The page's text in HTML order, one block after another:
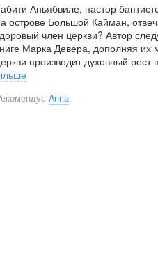
Аньябвиле, пастор
острове Большой Кайман,
член церкви? Автор
Марка Девера, дополняя их
производит духовный
Anna